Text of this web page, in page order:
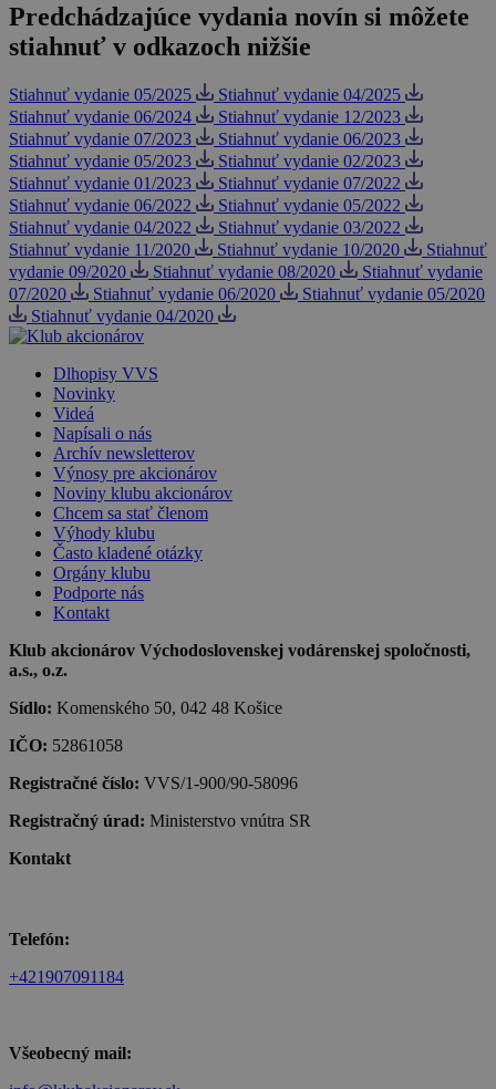
Predchádzajúce vydania novín si môžete
stiahnuť v odkazoch nižšie
Stiahnuť vydanie 05/2025
Stiahnuť vydanie 04/2025
Stiahnuť vydanie 06/2024
Stiahnuť vydanie 12/2023
Stiahnuť vydanie 07/2023
Stiahnuť vydanie 06/2023
Stiahnuť vydanie 05/2023
Stiahnuť vydanie 02/2023
Stiahnuť vydanie 01/2023
Stiahnuť vydanie 07/2022
Stiahnuť vydanie 06/2022
Stiahnuť vydanie 05/2022
Stiahnuť vydanie 04/2022
Stiahnuť vydanie 03/2022
Stiahnuť vydanie 11/2020
Stiahnuť vydanie 10/2020
Stiahnuť
vydanie 09/2020
Stiahnuť vydanie 08/2020
Stiahnuť vydanie
07/2020
Stiahnuť vydanie 06/2020
Stiahnuť vydanie 05/2020
Stiahnuť vydanie 04/2020
Dlhopisy VVS
Novinky
Videá
Napísali o nás
Archív newsletterov
Výnosy pre akcionárov
Noviny klubu akcionárov
Chcem sa stať členom
Výhody klubu
Často kladené otázky
Orgány klubu
Podporte nás
Kontakt
Klub akcionárov Východoslovenskej vodárenskej spoločnosti,
a.s., o.z.
Sídlo: Komenského 50, 042 48 Košice
IČO: 52861058
Registračné číslo: VVS/1-900/90-58096
Registračný úrad: Ministerstvo vnútra SR
Kontakt
Telefón:
+421907091184
Všeobecný mail: